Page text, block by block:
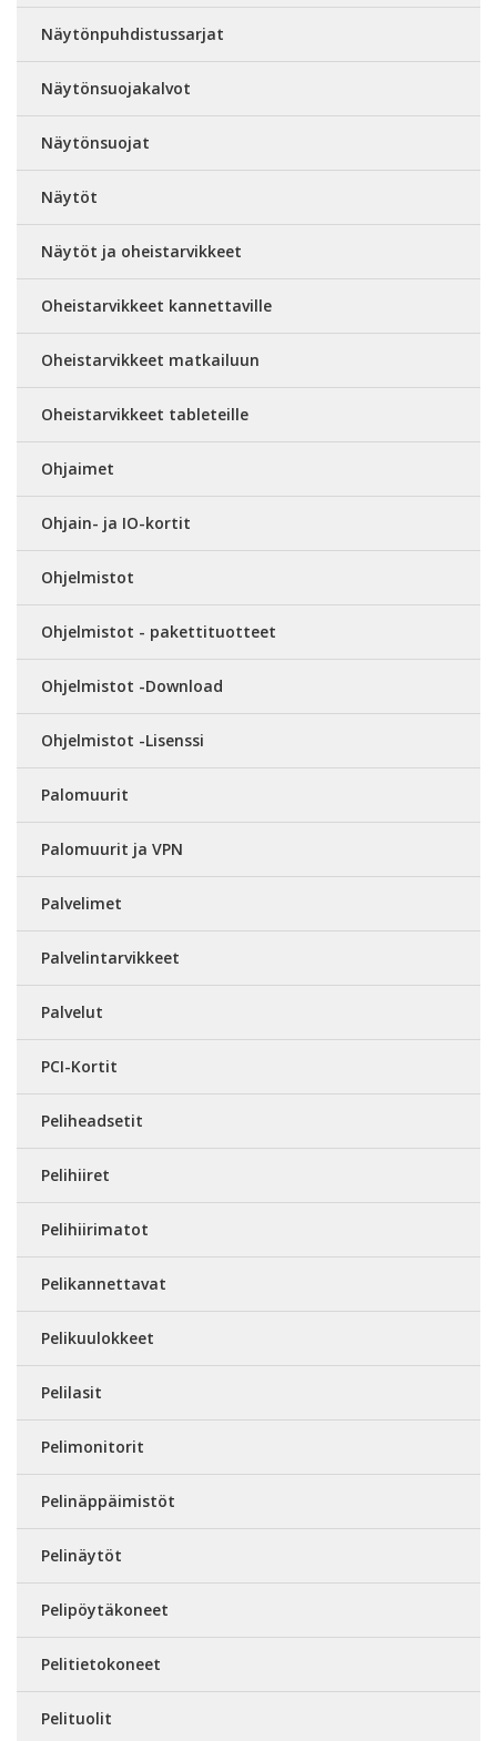
Näytönpuhdistussarjat
Näytönsuojakalvot
Näytönsuojat
Näytöt
Näytöt ja oheistarvikkeet
Oheistarvikkeet kannettaville
Oheistarvikkeet matkailuun
Oheistarvikkeet tableteille
Ohjaimet
Ohjain- ja IO-kortit
Ohjelmistot
Ohjelmistot - pakettituotteet
Ohjelmistot -Download
Ohjelmistot -Lisenssi
Palomuurit
Palomuurit ja VPN
Palvelimet
Palvelintarvikkeet
Palvelut
PCI-Kortit
Peliheadsetit
Pelihiiret
Pelihiirimatot
Pelikannettavat
Pelikuulokkeet
Pelilasit
Pelimonitorit
Pelinäppäimistöt
Pelinäytöt
Pelipöytäkoneet
Pelitietokoneet
Pelituolit